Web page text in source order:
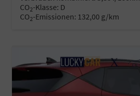
CO2-Klasse: D
CO2-Emissionen: 132,00 g/km